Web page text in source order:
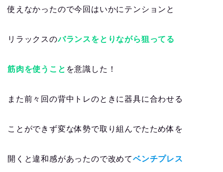
使えなかったので今回はいかにテンションと
リラックスのバランスをとりながら狙ってる
筋肉を使うこと を意識した！
また前々回の背中トレのときに器具に合わせる
ことができず変な体勢で取り組んでたため体を
開くと違和感があったので改めてベンチプレス